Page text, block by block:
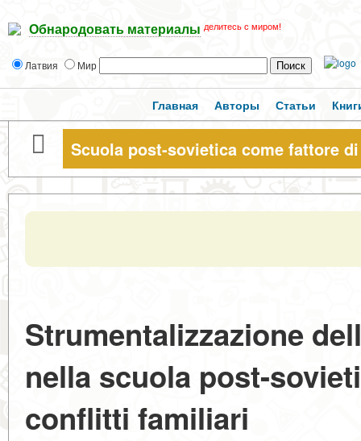
Обнародовать материалы делитесь с миром!
Латвия Мир
Главная Авторы Статьи
Scuola post-sovietica come fattore
Strumentalizzazione
nella scuola post-
conflitti familiari